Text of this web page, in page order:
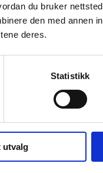
du bruker
den med annen
deres.
Statistikk
utvalg